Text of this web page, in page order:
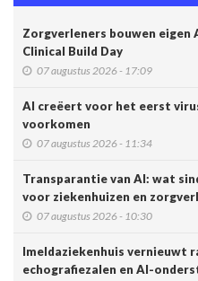
Zorgverleners bouwen
Clinical Build Day
07 augustus 2026 - 17:09
AI creëert voor het eerst
voorkomen
07 augustus 2026 - 11:34
Transparantie van AI: wat
voor ziekenhuizen en
07 augustus 2026 - 10:30
Imeldaziekenhuis vernieuwt
echografiezalen en AI-